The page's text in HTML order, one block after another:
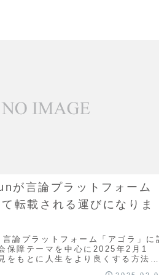
が言論プラットフォーム
て転載される運びになりま
論プラットフォーム「アゴラ」に
保障テーマを中心に2025年2月1
をもとに人生をより良くする方法を